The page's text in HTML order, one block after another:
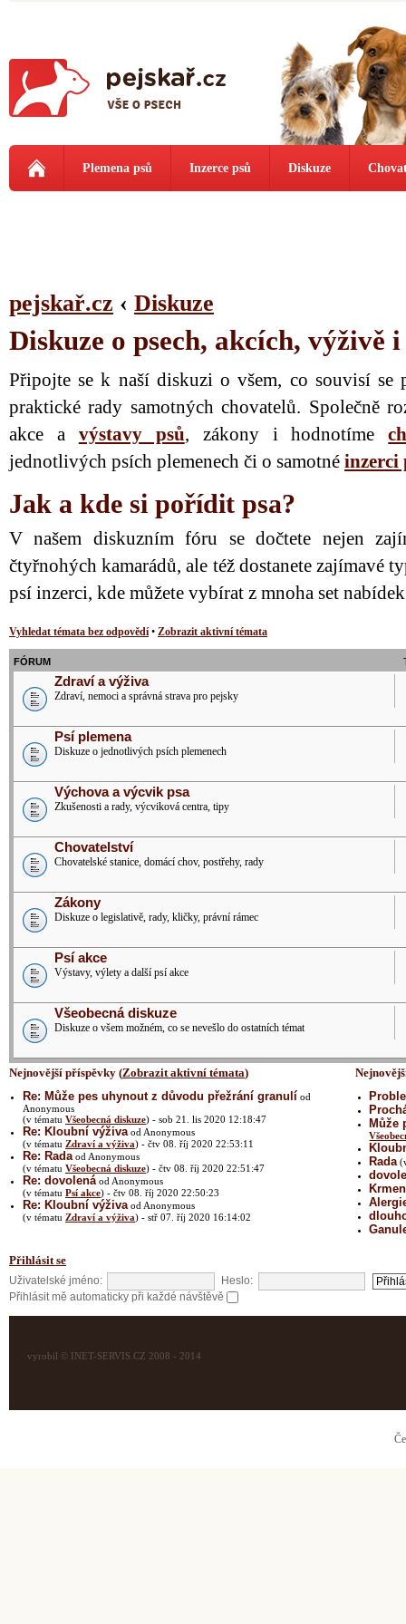
Plemena psů Inzerce psů Diskuze
pejskař.cz ‹ Diskuze
Diskuze o psech, akcích, výživě
Připojte se k naší diskuzi o všem, co souvisí se
praktické rady samotných chovatelů. Společně
akce a výstavy psů, zákony i hodnotíme
jednotlivých psích plemenech či o samotné inzerci
Jak a kde si pořídit psa?
V našem diskuzním fóru se dočtete nejen
čtyřnohých kamarádů, ale též dostanete zajímavé
psí inzerci, kde můžete vybírat z mnoha set
Vyhledat témata bez odpovědí• Zobrazit aktivní témata
FÓRUM
Zdraví a výživa
Zdraví, nemoci a správná strava pro pejsky
Psí plemena
Diskuze o jednotlivých psích plemenech
Výchova a výcvik psa
Zkušenosti a rady, výcviková centra, tipy
Chovatelství
Chovatelské stanice, domácí chov, postřehy, rady
Zákony
Diskuze o legislativě, rady, kličky, právní rámec
Psí akce
Výstavy, výlety a další psí akce
Všeobecná diskuze
Diskuze o všem možném, co se nevešlo do ostatních témat
Nejnovější příspěvky (Zobrazit aktivní témata)
Re: Může pes uhynout z důvodu přežrání granulí od
Anonymous
(v tématu Všeobecná diskuze) - sob 21. lis 2020 12:18:47
Re: Kloubní výživa od Anonymous
(v tématu Zdraví a výživa) - čtv 08. říj 2020 22:53:11
Re: Rada od Anonymous
(v tématu Všeobecná diskuze) - čtv 08. říj 2020 22:51:47
Re: dovolená od Anonymous
(v tématu Psí akce) - čtv 08. říj 2020 22:50:23
Re: Kloubní výživa od Anonymous
(v tématu Zdraví a výživa) - stř 07. říj 2020 16:14:02
Může
Rada
Přihlásit se
Uživatelské jméno:
Heslo:
Přihlásit mě automaticky při každé návštěvě
vyrobil © INET-SERVIS.CZ 2008 - 2014